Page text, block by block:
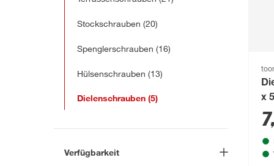
Stockschrauben (20)
Spenglerschrauben (16)
Hülsenschrauben (13)
Dielenschrauben (5)
Verfügbarkeit
x
7